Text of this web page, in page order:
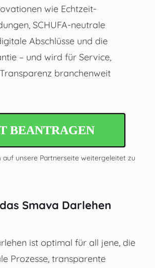
wie Echtzeit-
SCHUFA-neutrale
Abschlüsse und die
– und wird für Service,
branchenweit
BEANTRAGEN
auf unsere Partnerseite weitergeleitet zu
Smava Darlehen
ist optimal für all jene, die
Prozesse, transparente